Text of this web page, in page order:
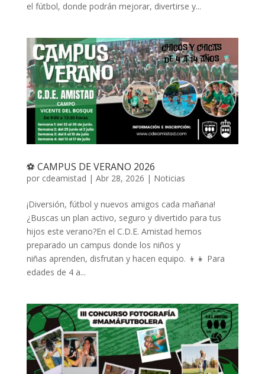
el fútbol, donde podrán mejorar, divertirse y...
⚽ CAMPUS DE VERANO 2026
por cdeamistad | Abr 28, 2026 | Noticias
¡Diversión, fútbol y nuevos amigos cada mañana!
¿Buscas un plan activo, seguro y divertido para tus
hijos este verano?En el C.D.E. Amistad hemos
preparado un campus donde los niños y
niñas aprenden, disfrutan y hacen equipo. 👦👧 Para
edades de 4 a...